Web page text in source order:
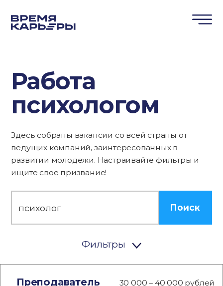
Работа
психологом
Здесь собраны вакансии со всей страны от
ведущих компаний, заинтересованных в
развитии молодежи. Настраивайте фильтры и
ищите свое призвание!
Поиск
Фильтры
Преподаватель
30 000 – 40 000 рублей